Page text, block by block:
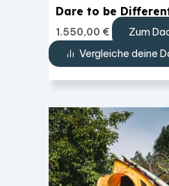
Dare to be
1.550,00 €
Zum
Vergleiche deine